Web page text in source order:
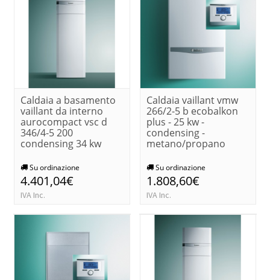
Caldaia a basamento
vaillant da interno
aurocompact vsc d
346/4-5 200
condensing 34 kw
Su ordinazione
4.401,04€
IVA Inc.
Caldaia vaillant vmw
266/2-5 b ecobalkon
plus - 25 kw -
condensing -
metano/propano
Su ordinazione
1.808,60€
IVA Inc.